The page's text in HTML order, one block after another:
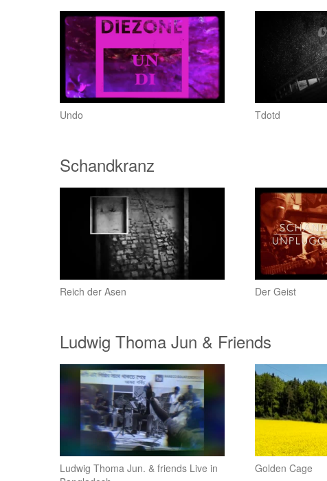
Undo Tdotd
Schandkranz
Reich der Asen Der Geist
Ludwig Thoma Jun & Friends
Ludwig Thoma Jun. & friends Live in
Golden Cage